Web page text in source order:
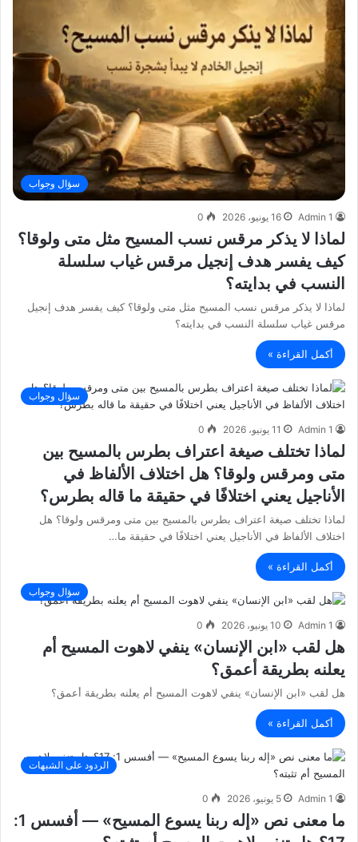
سؤال وجواب
Admin 1 16 يونيو، 2026 0
لماذا لا يذكر مرقس نسب المسيح مثل متى ولوقا؟
كيف يفسر هدف إنجيل مرقس غياب سلسلة
النسب في بدايته؟
لماذا لا يذكر مرقس نسب المسيح مثل متى ولوقا؟ كيف يفسر هدف إنجيل
مرقس غياب سلسلة النسب في بدايته؟
أكمل القراءة »
سؤال وجواب
Admin 1 11 يونيو، 2026 0
لماذا تختلف صيغة اعتراف بطرس بالمسيح بين
متى ومرقس ولوقا؟ هل اختلاف الألفاظ في
الأناجيل يعني اختلافًا في حقيقة ما قاله بطرس؟
لماذا تختلف صيغة اعتراف بطرس بالمسيح بين متى ومرقس ولوقا؟ هل
اختلاف الألفاظ في الأناجيل يعني اختلافًا في حقيقة ما…
أكمل القراءة »
سؤال وجواب
Admin 1 10 يونيو، 2026 0
هل لقب «ابن الإنسان» ينفي لاهوت المسيح أم
يعلنه بطريقة أعمق؟
هل لقب «ابن الإنسان» ينفي لاهوت المسيح أم يعلنه بطريقة أعمق؟
أكمل القراءة »
الردود على الشبهات
Admin 1 5 يونيو، 2026 0
ما معنى نص «إله ربنا يسوع المسيح» — أفسس 1: